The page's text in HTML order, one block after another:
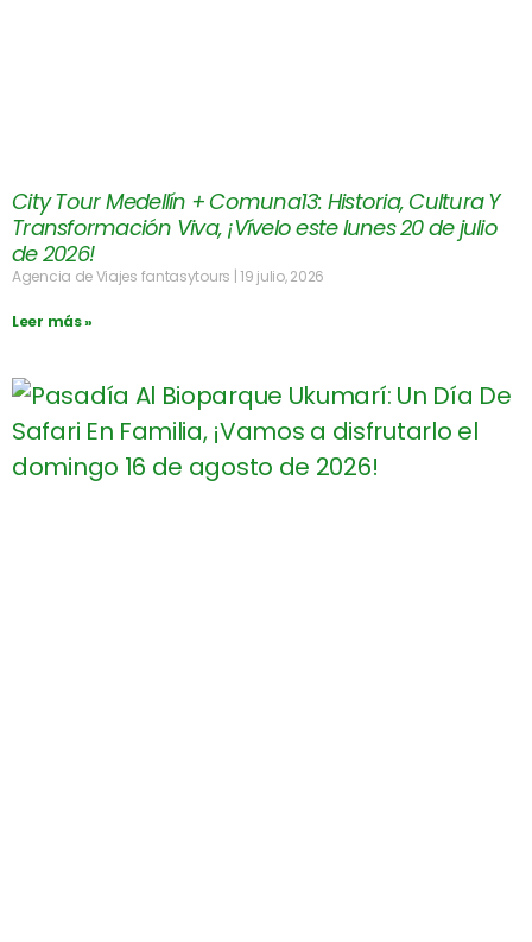
City Tour Medellín + Comuna13: Historia, Cultura Y
Transformación Viva, ¡Vívelo este lunes 20 de julio
de 2026!
Agencia de Viajes fantasytours 19 julio, 2026
Leer más »